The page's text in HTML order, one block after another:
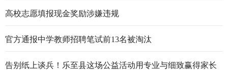
高校志愿填报现金奖励涉嫌违规
官方通报中学教师招聘笔试前13名被淘汰
告别纸上谈兵！乐至县这场公益活动用专业与细致赢得家长